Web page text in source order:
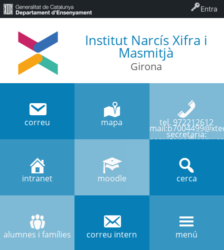
Institut Narcís Xifra i
Masmitjà
Girona
correu mapa tel. 972212612
secretaria:
intranet moodle cerca
alumnes i famílies correu intern menú
Entra